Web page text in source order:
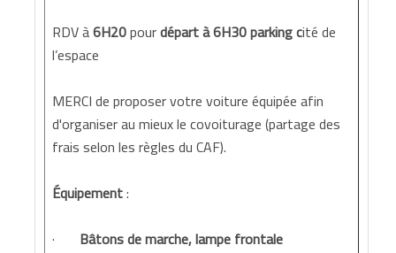
RDV à6H20pourdépart à 6H30 parking cité de
l’espace
MERCI de proposer votre voiture équipée afin
d'organiser au mieux le covoiturage (partage des
frais selon les règles du CAF).
Équipement:
· Bâtons de marche, lampe frontale